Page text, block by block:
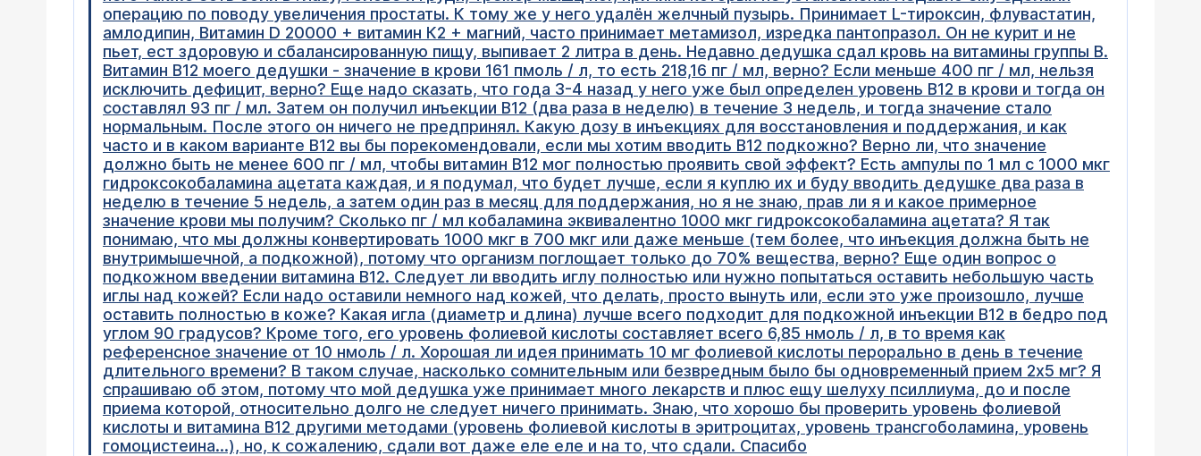
операцию по поводу увеличения простаты. К тому же у него удалён желчный пузырь. Принимает L-тироксин, флувастатин,
амлодипин, Витамин D 20000 + витамин К2 + магний, часто принимает метамизол, изредка пантопразол. Он не курит и не
пьет, ест здоровую и сбалансированную пищу, выпивает 2 литра в день. Недавно дедушка сдал кровь на витамины группы В.
Витамин B12 моего дедушки - значение в крови 161 пмоль / л, то есть 218,16 пг / мл, верно? Если меньше 400 пг / мл, нельзя
исключить дефицит, верно? Еще надо сказать, что года 3-4 назад у него уже был определен уровень B12 в крови и тогда он
составлял 93 пг / мл. Затем он получил инъекции B12 (два раза в неделю) в течение 3 недель, и тогда значение стало
нормальным. После этого он ничего не предпринял. Какую дозу в инъекциях для восстановления и поддержания, и как
часто и в каком варианте B12 вы бы порекомендовали, если мы хотим вводить B12 подкожно? Верно ли, что значение
должно быть не менее 600 пг / мл, чтобы витамин B12 мог полностью проявить свой эффект? Есть ампулы по 1 мл с 1000 мкг
гидроксокобаламина ацетата каждая, и я подумал, что будет лучше, если я куплю их и буду вводить дедушке два раза в
неделю в течение 5 недель, а затем один раз в месяц для поддержания, но я не знаю, прав ли я и какое примерное
значение крови мы получим? Сколько пг / мл кобаламина эквивалентно 1000 мкг гидроксокобаламина ацетата? Я так
понимаю, что мы должны конвертировать 1000 мкг в 700 мкг или даже меньше (тем более, что инъекция должна быть не
внутримышечной, а подкожной), потому что организм поглощает только до 70% вещества, верно? Еще один вопрос о
подкожном введении витамина B12. Следует ли вводить иглу полностью или нужно попытаться оставить небольшую часть
иглы над кожей? Если надо оставили немного над кожей, что делать, просто вынуть или, если это уже произошло, лучше
оставить полностью в коже? Какая игла (диаметр и длина) лучше всего подходит для подкожной инъекции B12 в бедро под
углом 90 градусов? Кроме того, его уровень фолиевой кислоты составляет всего 6,85 нмоль / л, в то время как
референсное значение от 10 нмоль / л. Хорошая ли идея принимать 10 мг фолиевой кислоты перорально в день в течение
длительного времени? В таком случае, насколько сомнительным или безвредным было бы одновременный прием 2х5 мг? Я
спрашиваю об этом, потому что мой дедушка уже принимает много лекарств и плюс ещу шелуху псиллиума, до и после
приема которой, относительно долго не следует ничего принимать. Знаю, что хорошо бы проверить уровень фолиевой
кислоты и витамина B12 другими методами (уровень фолиевой кислоты в эритроцитах, уровень трансгоболамина, уровень
гомоцистеина...), но, к сожалению, сдали вот даже еле еле и на то, что сдали. Спасибо